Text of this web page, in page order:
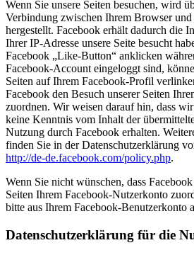
Wenn Sie unsere Seiten besuchen, wird
Verbindung zwischen Ihrem Browser
hergestellt. Facebook erhält dadurch die
Ihrer IP-Adresse unsere Seite besucht
Facebook „Like-Button“ anklicken
Facebook-Account eingeloggt sind,
Seiten auf Ihrem Facebook-Profil
Facebook den Besuch unserer Seiten
zuordnen. Wir weisen darauf hin, dass
keine Kenntnis vom Inhalt der
Nutzung durch Facebook erhalten.
finden Sie in der Datenschutzerklärung
http://de-de.facebook.com/policy.php.
Wenn Sie nicht wünschen, dass
Seiten Ihrem Facebook-Nutzerkonto
bitte aus Ihrem Facebook-Benutzerkonto
Datenschutzerklärung für die